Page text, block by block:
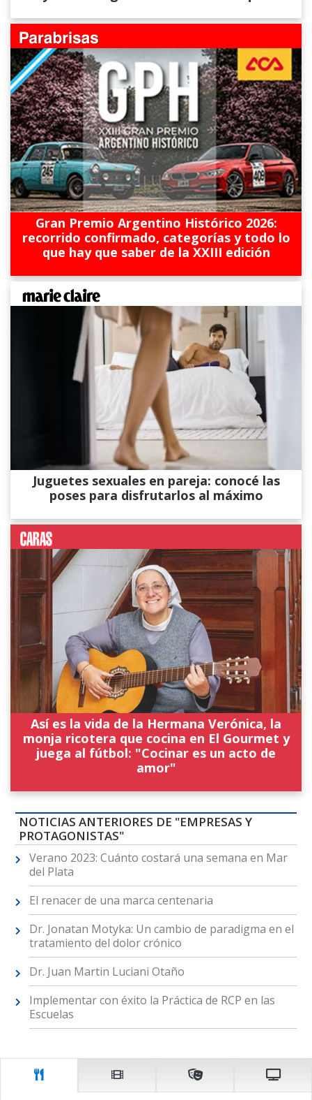
Gran Premio Argentino Histórico 2026:
recorrido confirmado, categorías y todo lo
que hay que saber de la XXIII edición
Juguetes sexuales en pareja: conocé las
poses para disfrutarlos al máximo
Así es la vida de la Hermana Verónica, la
monja ricotera que cocina en El Gourmet y
juega al fútbol: "Cocinar es un acto de
amor"
NOTICIAS ANTERIORES DE "EMPRESAS Y
PROTAGONISTAS"
Verano 2023: Cuánto costará una semana en Mar
del Plata
El renacer de una marca centenaria
Dr. Jonatan Motyka: Un cambio de paradigma en el
tratamiento del dolor crónico
Dr. Juan Martin Luciani Otaño
Implementar con éxito la Práctica de RCP en las
Escuelas